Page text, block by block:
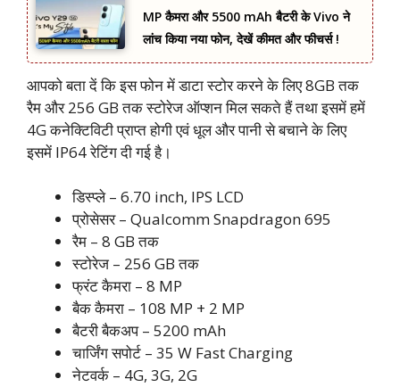
MP कैमरा और 5500 mAh बैटरी के Vivo ने
लांच किया नया फोन, देखें कीमत और फीचर्स !
आपको बता दें कि इस फोन में डाटा स्टोर करने के लिए 8GB तक
रैम और 256 GB तक स्टोरेज ऑप्शन मिल सकते हैं तथा इसमें हमें
4G कनेक्टिविटी प्राप्त होगी एवं धूल और पानी से बचाने के लिए
इसमें IP64 रेटिंग दी गई है।
डिस्प्ले – 6.70 inch, IPS LCD
प्रोसेसर – Qualcomm Snapdragon 695
रैम – 8 GB तक
स्टोरेज – 256 GB तक
फ्रंट कैमरा – 8 MP
बैक कैमरा – 108 MP + 2 MP
बैटरी बैकअप – 5200 mAh
चार्जिंग सपोर्ट – 35 W Fast Charging
नेटवर्क – 4G, 3G, 2G